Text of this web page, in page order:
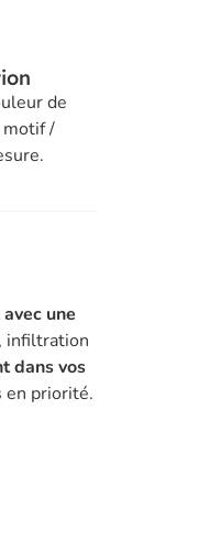
de
motif /
une
infiltration
dans vos
en priorité.